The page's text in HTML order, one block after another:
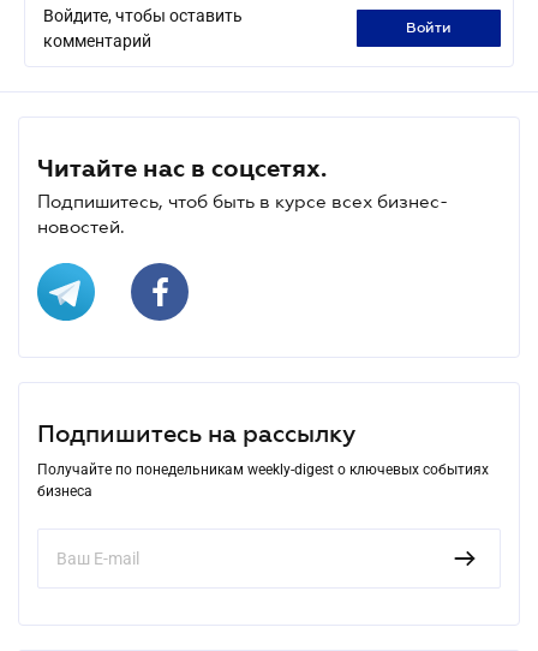
Войдите, чтобы оставить
комментарий
войти
Читайте нас в соцсетях.
Подпишитесь, чтоб быть в курсе всех бизнес-
новостей.
Подпишитесь на рассылку
Получайте по понедельникам weekly-digest о ключевых событиях
бизнеса